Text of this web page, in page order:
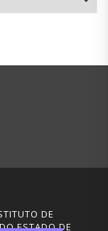
DE
ESTADO DE